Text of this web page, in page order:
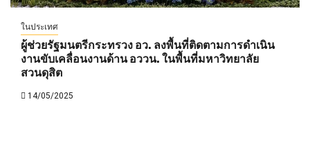
ในประเทศ
ผู้ช่วยรัฐมนตรีกระทรวง อว. ลงพื้นที่ติดตามการดำเนิน
งานขับเคลื่อนงานด้าน อววน. ในพื้นที่มหาวิทยาลัย
สวนดุสิต
14/05/2025